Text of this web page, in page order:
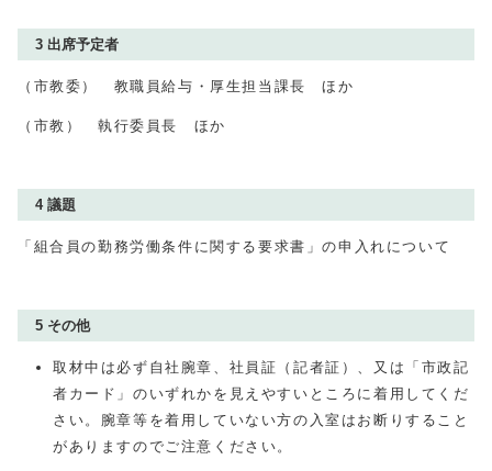
3 出席予定者
（市教委） 教職員給与・厚生担当課長 ほか
（市教） 執行委員長 ほか
4 議題
「組合員の勤務労働条件に関する要求書」の申入れについて
5 その他
取材中は必ず自社腕章、社員証（記者証）、又は「市政記
者カード」のいずれかを見えやすいところに着用してくだ
さい。腕章等を着用していない方の入室はお断りすること
がありますのでご注意ください。